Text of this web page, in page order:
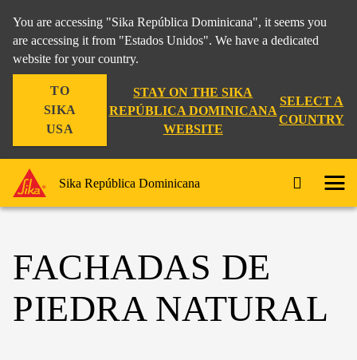
You are accessing "Sika República Dominicana", it seems you
are accessing it from "Estados Unidos". We have a dedicated
website for your country.
TO
SIKA
USA
STAY ON THE SIKA
REPÚBLICA DOMINICANA
WEBSITE
SELECT A
COUNTRY
Sika República Dominicana
FACHADAS DE
PIEDRA NATURAL